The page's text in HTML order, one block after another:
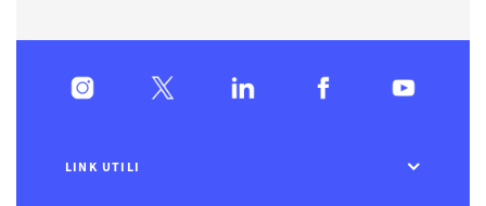
LINK UTILI